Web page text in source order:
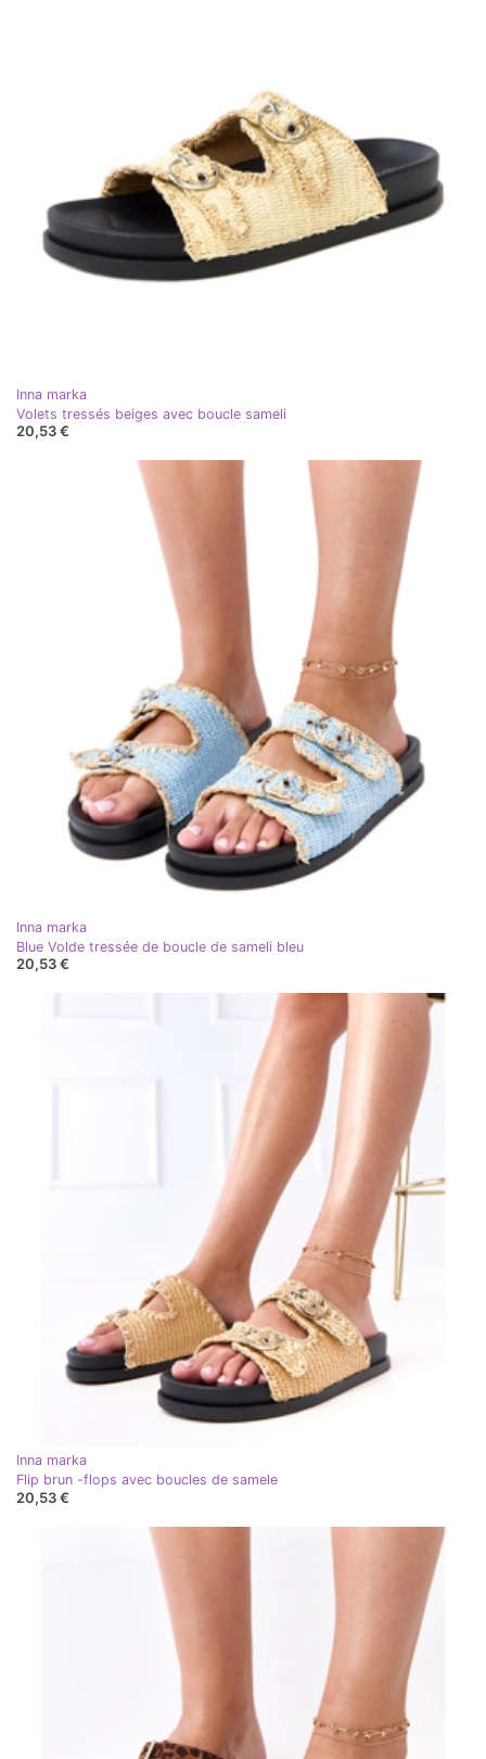
Inna marka
Volets tressés beiges avec boucle sameli
20,53 €
Inna marka
Blue Volde tressée de boucle de sameli bleu
20,53 €
Inna marka
Flip brun -flops avec boucles de samele
20,53 €